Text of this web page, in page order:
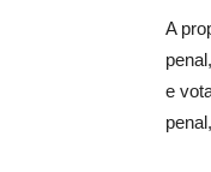
A
e